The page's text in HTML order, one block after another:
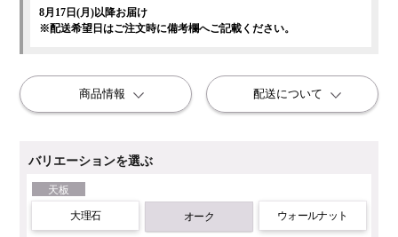
バリエーションを選ぶ
天板
大理石 オーク ウォールナット
8月17日(月)以降お届け
※配送希望日はご注文時に備考欄へご記載ください。
商品情報 配送について